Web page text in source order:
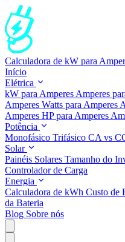
Calculadora de kW para
Início
Elétrica
kW para Amperes Amperes
Amperes Watts para Amperes
Amperes HP para Amperes
Potência
Monofásico Trifásico CA vs
Solar
Painéis Solares Tamanho do
Controlador de Carga
Energia
Calculadora de kWh Custo de
da Bateria
Blog Sobre nós